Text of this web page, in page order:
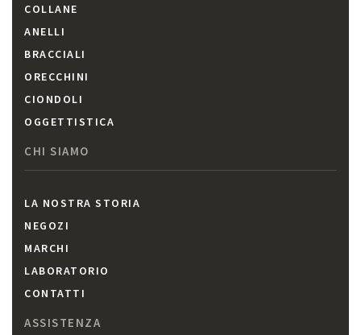
COLLANE
ANELLI
BRACCIALI
ORECCHINI
CIONDOLI
OGGETTISTICA
CHI SIAMO
LA NOSTRA STORIA
NEGOZI
MARCHI
LABORATORIO
CONTATTI
ASSISTENZA